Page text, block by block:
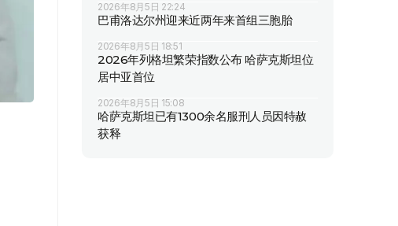
2026年8月5日 22:24
巴甫洛达尔州迎来近两年来首组三胞胎
2026年8月5日 18:51
2026年列格坦繁荣指数公布 哈萨克斯坦位
居中亚首位
2026年8月5日 15:08
哈萨克斯坦已有1300余名服刑人员因特赦
获释